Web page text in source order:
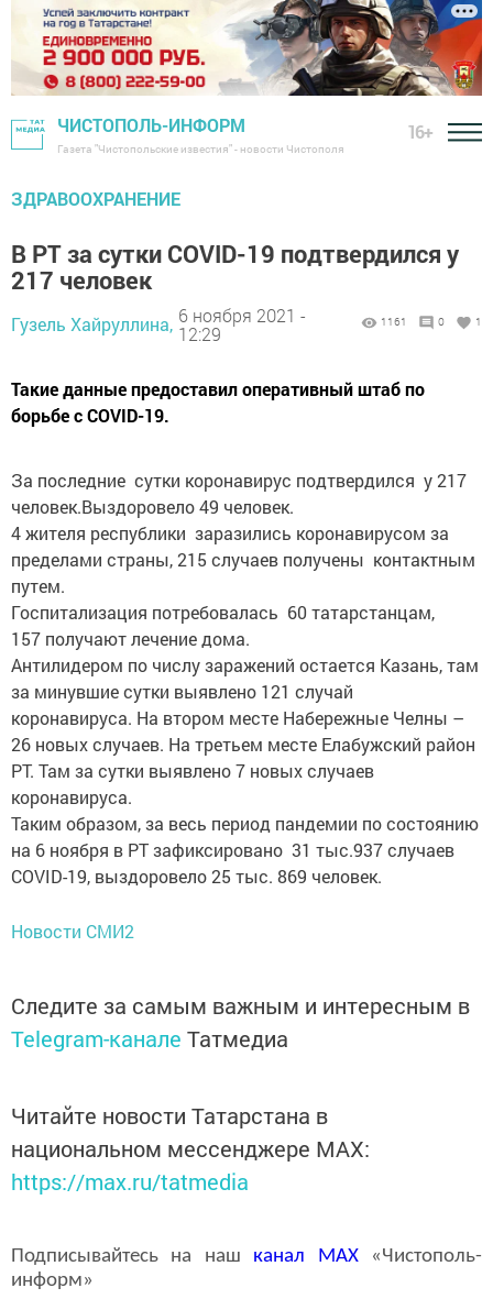
ЧИСТОПОЛЬ-ИНФОРМ
Газета "Чистопольские известия" - новости Чистополя
16+
ЗДРАВООХРАНЕНИЕ
В РТ за сутки COVID-19 подтвердился у
217 человек
Гузель Хайруллина, 6 ноября 2021 -
12:29
1161 0 1
Такие данные предоставил оперативный штаб по
борьбе с COVID-19.
За последние сутки коронавирус подтвердился у 217
человек.Выздоровело 49 человек.
4 жителя республики заразились коронавирусом за
пределами страны, 215 случаев получены контактным
путем.
Госпитализация потребовалась 60 татарстанцам,
157 получают лечение дома.
Антилидером по числу заражений остается Казань, там
за минувшие сутки выявлено 121 случай
коронавируса. На втором месте Набережные Челны –
26 новых случаев. На третьем месте Елабужский район
РТ. Там за сутки выявлено 7 новых случаев
коронавируса.
Таким образом, за весь период пандемии по состоянию
на 6 ноября в РТ зафиксировано 31 тыс.937 случаев
COVID-19, выздоровело 25 тыс. 869 человек.
Новости СМИ2
Следите за самым важным и интересным в
Telegram-канале Татмедиа
Читайте новости Татарстана в
национальном мессенджере MАХ:
https://max.ru/tatmedia
Подписывайтесь на наш канал MAX«Чистополь-
информ»